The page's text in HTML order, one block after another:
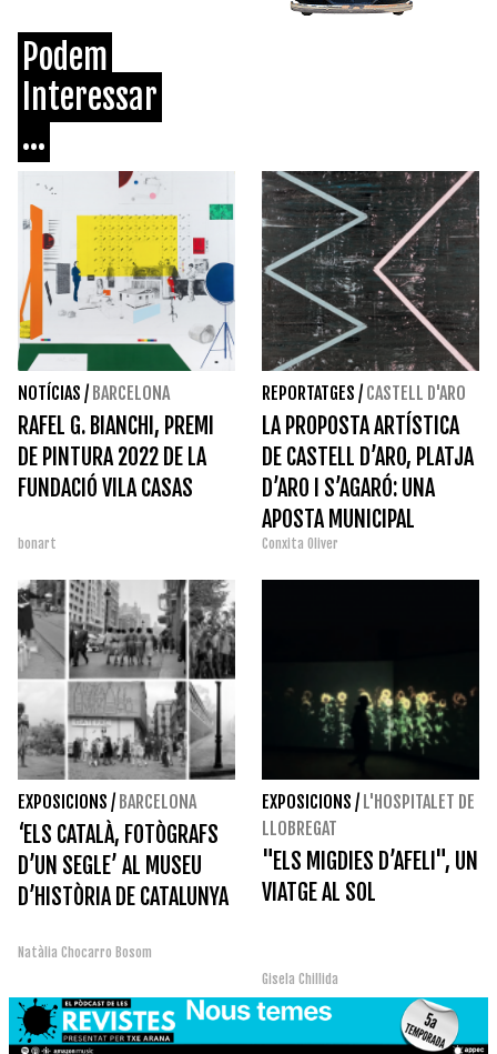
Podem
Interessar
...
NOTÍCIAS / BARCELONA
RAFEL G. BIANCHI, PREMI
DE PINTURA 2022 DE LA
FUNDACIÓ VILA CASAS
bonart
REPORTATGES / CASTELL D'ARO
LA PROPOSTA ARTÍSTICA
DE CASTELL D’ARO, PLATJA
D’ARO I S’AGARÓ: UNA
APOSTA MUNICIPAL
Conxita Oliver
EXPOSICIONS / BARCELONA
‘ELS CATALÀ, FOTÒGRAFS
D’UN SEGLE’ AL MUSEU
D’HISTÒRIA DE CATALUNYA
Natàlia Chocarro Bosom
EXPOSICIONS / L'HOSPITALET DE
LLOBREGAT
"ELS MIGDIES D’AFELI", UN
VIATGE AL SOL
Gisela Chillida